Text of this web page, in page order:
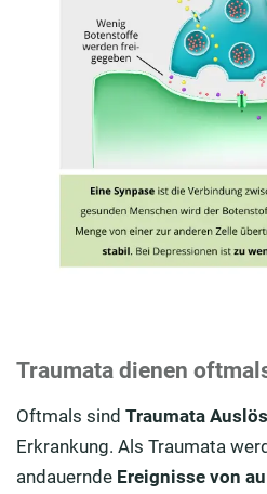
Traumata dienen
Oftmals sind Traumata
Erkrankung. Als Traumata
andauernde Ereignisse von